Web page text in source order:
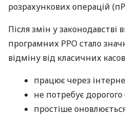
розрахункових операцій
Після змін у законодавстві
програмних РРО стало
відміну від класичних
працює через
не потребує
простіше